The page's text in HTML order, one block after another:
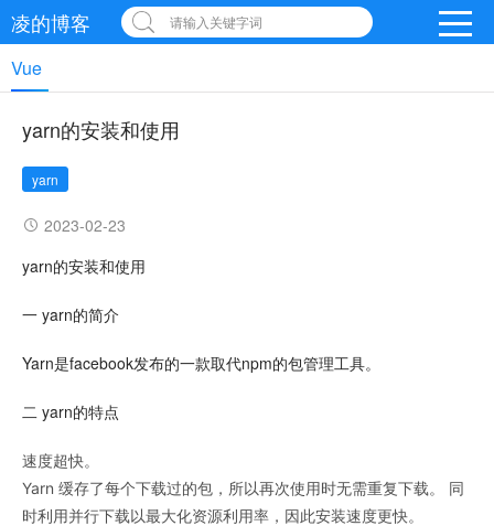
凌的博客 请输入关键字词
Vue
yarn的安装和使用
yarn
2023-02-23
yarn的安装和使用
一 yarn的简介
Yarn是facebook发布的一款取代npm的包管理工具。
二 yarn的特点
速度超快。
Yarn 缓存了每个下载过的包，所以再次使用时无需重复下载。 同
时利用并行下载以最大化资源利用率，因此安装速度更快。